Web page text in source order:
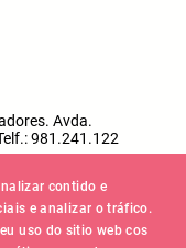
contido e
e analizar o tráfico.
uso do sitio web cos
Avda.
981.241.122